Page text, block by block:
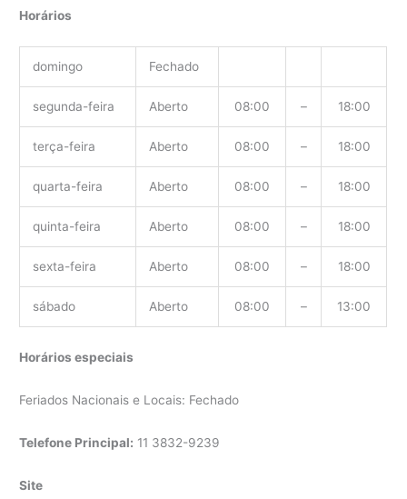
Horários
domingo Fechado
segunda-feira Aberto 08:00 – 18:00
terça-feira Aberto 08:00 – 18:00
quarta-feira Aberto 08:00 – 18:00
quinta-feira Aberto 08:00 – 18:00
sexta-feira Aberto 08:00 – 18:00
sábado Aberto 08:00 – 13:00
Horários especiais
Feriados Nacionais e Locais: Fechado
Telefone Principal: 11 3832-9239
Site